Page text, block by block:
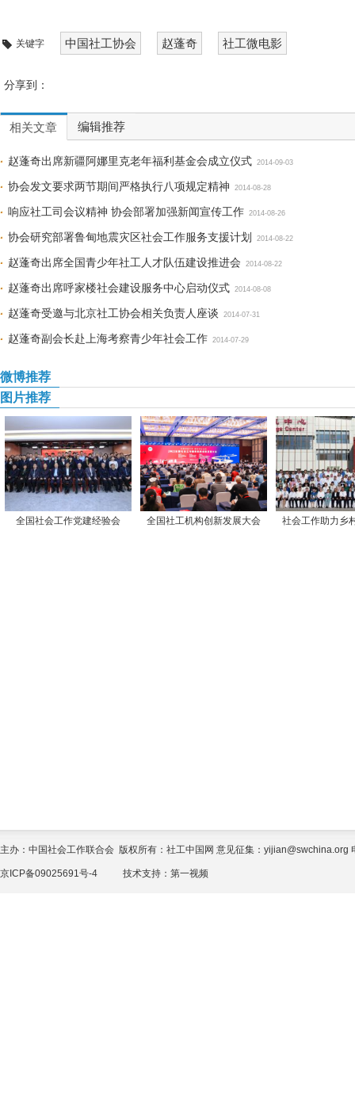
关键字 中国社工协会 赵蓬奇 社工微电影
分享到：
相关文章 编辑推荐
赵蓬奇出席新疆阿娜里克老年福利基金会成立仪式 2014-09-03
协会发文要求两节期间严格执行八项规定精神 2014-08-28
响应社工司会议精神 协会部署加强新闻宣传工作 2014-08-26
协会研究部署鲁甸地震灾区社会工作服务支援计划 2014-08-22
赵蓬奇出席全国青少年社工人才队伍建设推进会 2014-08-22
赵蓬奇出席呼家楼社会建设服务中心启动仪式 2014-08-08
赵蓬奇受邀与北京社工协会相关负责人座谈 2014-07-31
赵蓬奇副会长赴上海考察青少年社会工作 2014-07-29
微博推荐
图片推荐
全国社会工作党建经验会 全国社工机构创新发展大会 社会工作助力乡
主办：中国社会工作联合会 版权所有：社工中国网 意见征集：yijian@swchina.org
京ICP备09025691号-4 技术支持： 第一视频